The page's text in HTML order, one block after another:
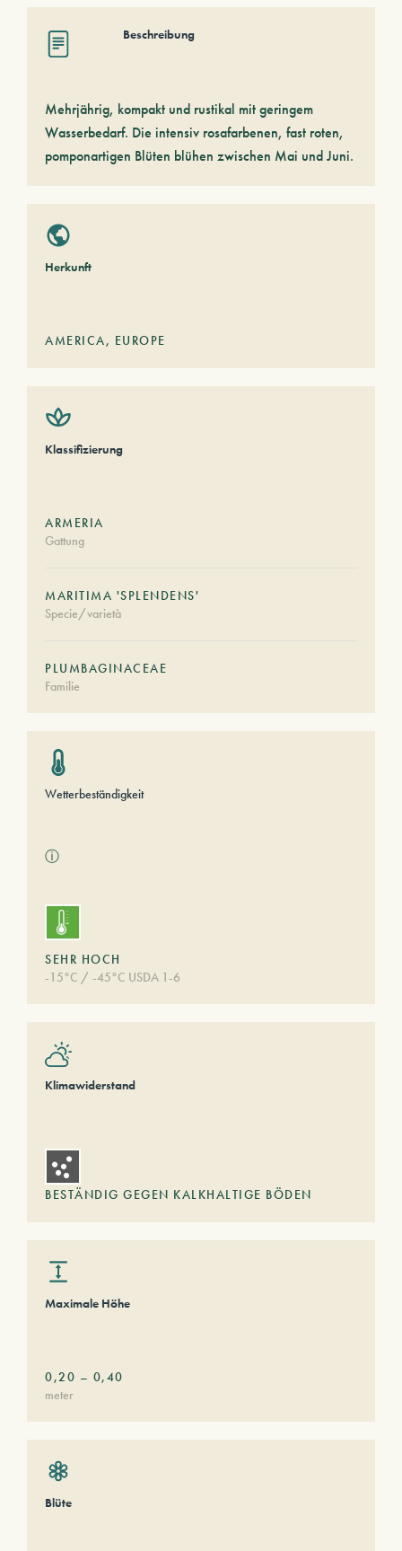
Beschreibung
Mehrjährig, kompakt und rustikal mit geringem
Wasserbedarf. Die intensiv rosafarbenen, fast roten,
pomponartigen Blüten blühen zwischen Mai und Juni.
Herkunft
AMERICA, EUROPE
Klassifizierung
ARMERIA
Gattung
MARITIMA 'SPLENDENS'
Specie/varietà
PLUMBAGINACEAE
Familie
Wetterbeständigkeit
ⓘ
SEHR HOCH
-15°C / -45°C USDA 1-6
Klimawiderstand
BESTÄNDIG GEGEN KALKHALTIGE BÖDEN
Maximale Höhe
0,20 – 0,40
meter
Blüte